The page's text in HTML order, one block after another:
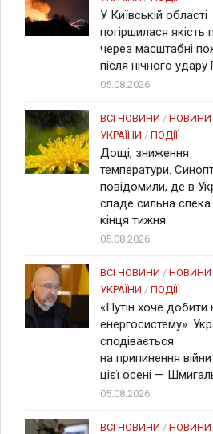
У Київській області
погіршилася якість
через масштабні
після нічного
05.08.2026
ВСІ НОВИНИ / НОВИНИ
УКРАЇНИ / ПОДІЇ
Дощі, зниження
температури.
повідомили, де в
спаде сильна
кінця тижня
05.08.2026
ВСІ НОВИНИ / НОВИНИ
УКРАЇНИ / ПОДІЇ
«Путін хоче добити
енергосистему».
сподівається
на припинення
цієї осені —
05.08.2026
ВСІ НОВИНИ / НОВИНИ